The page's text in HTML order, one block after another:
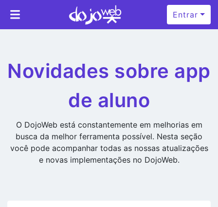
Entrar
Novidades sobre app
de aluno
O DojoWeb está constantemente em melhorias em
busca da melhor ferramenta possível. Nesta seção
você pode acompanhar todas as nossas atualizações
e novas implementações no DojoWeb.